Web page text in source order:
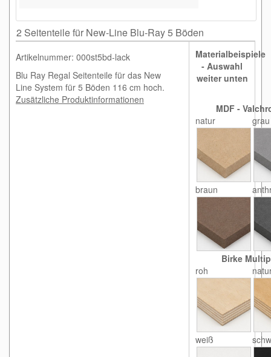
2 Seitenteile für New-Line Blu-Ray 5 Böden
Artikelnummer: 000st5bd-lack
Blu Ray Regal Seitenteile für das New
Line System für 5 Böden 116 cm hoch.
Zusätzliche Produktinformationen
Materialbeispiele
- Auswahl
weiter unten
MDF -
natur
grau
braun
Birke
roh
weiß